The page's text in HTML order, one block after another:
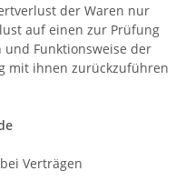
der Waren nur
auf einen zur Prüfung
und Funktionsweise der
mit ihnen zurückzuführen
Verträgen